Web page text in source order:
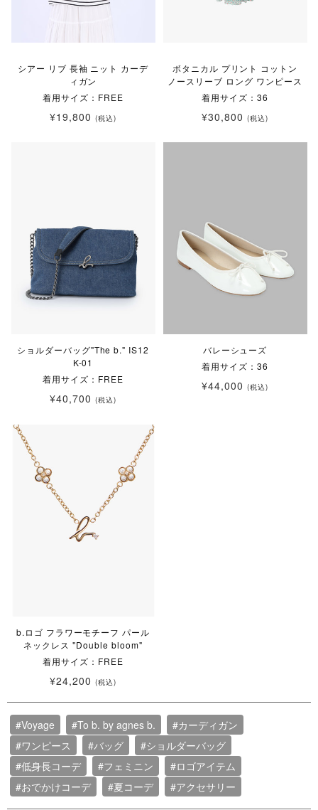
シアー リブ 長袖 ニット カーデ
ィガン
着用サイズ：FREE
¥19,800 (税込)
ボタニカル プリント コットン
ノースリーブ ロング ワンピース
着用サイズ：36
¥30,800 (税込)
ショルダーバッグ"The b." IS12
K-01
着用サイズ：FREE
¥40,700 (税込)
バレーシューズ
着用サイズ：36
¥44,000 (税込)
b.ロゴ フラワーモチーフ パール
ネックレス "Double bloom"
着用サイズ：FREE
¥24,200 (税込)
#Voyage #To b. by agnes b.
#カーディガン
#ワンピース
#バッグ
#ショルダーバッグ
#低身長コーデ
#フェミニン
#ロゴアイテム
#おでかけコーデ
#夏コーデ #アクセサリー